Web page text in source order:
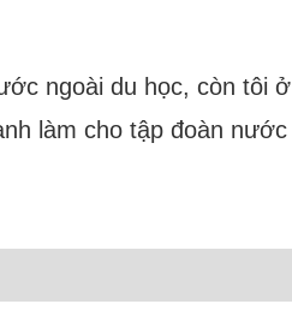
ngoài du học, còn tôi ở
làm cho tập đoàn nước